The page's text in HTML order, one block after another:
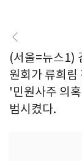
(서울=뉴스1)
원회가 류희림
'민원사주 의
범시켰다.